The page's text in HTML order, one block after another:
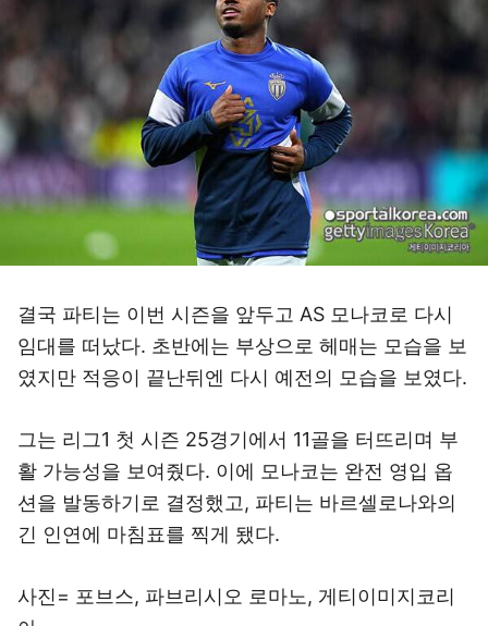
결국 파티는 이번 시즌을 앞두고 AS 모나코로 다시
임대를 떠났다. 초반에는 부상으로 헤매는 모습을 보
였지만 적응이 끝난뒤엔 다시 예전의 모습을 보였다.
그는 리그1 첫 시즌 25경기에서 11골을 터뜨리며 부
활 가능성을 보여줬다. 이에 모나코는 완전 영입 옵
션을 발동하기로 결정했고, 파티는 바르셀로나와의
긴 인연에 마침표를 찍게 됐다.
사진= 포브스, 파브리시오 로마노, 게티이미지코리